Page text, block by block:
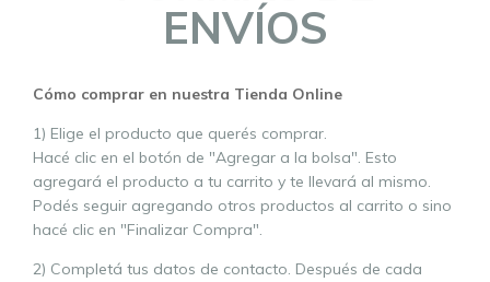
ENVÍOS
Cómo comprar en nuestra Tienda Online
1) Elige el producto que querés comprar.
Hacé clic en el botón de "Agregar a la bolsa". Esto
agregará el producto a tu carrito y te llevará al mismo.
Podés seguir agregando otros productos al carrito o sino
hacé clic en "Finalizar Compra".
2) Completá tus datos de contacto. Después de cada